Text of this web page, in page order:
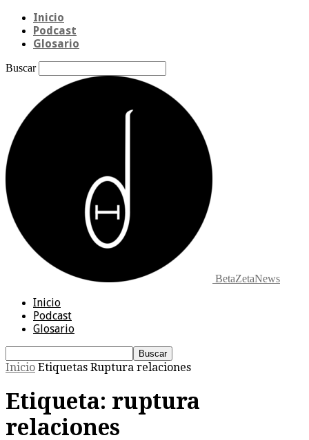
Inicio
Podcast
Glosario
Buscar
BetaZetaNews
Inicio
Podcast
Glosario
Inicio Etiquetas Ruptura relaciones
Etiqueta: ruptura
relaciones